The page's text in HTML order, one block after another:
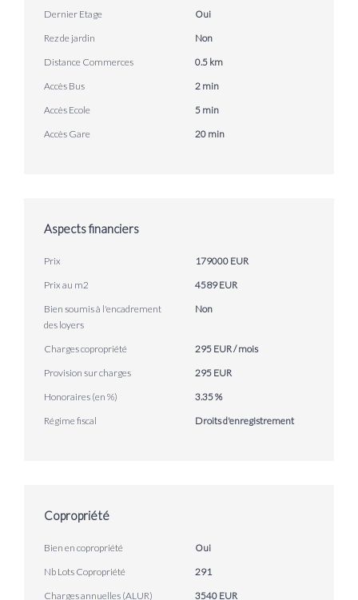
Dernier Etage
Oui
Rez de jardin
Non
Distance Commerces
0.5 km
Accès Bus
2 min
Accès Ecole
5 min
Accès Gare
20 min
Aspects financiers
Prix
179000 EUR
Prix au m2
4589 EUR
Bien soumis à l'encadrement
des loyers
Non
Charges copropriété
295 EUR / mois
Provision sur charges
295 EUR
Honoraires (en %)
3.35 %
Régime fiscal
Droits d'enregistrement
Copropriété
Bien en copropriété
Oui
Nb Lots Copropriété
291
Charges annuelles (ALUR)
3540 EUR